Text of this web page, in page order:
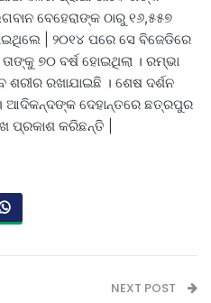
ବେହେରାଙ୍କ ଠାରୁ ୧୬,୫୫୭
| ୨୦୧୪ ପରେ ସେ ବିଜେଡିରେ
୭୦ ବର୍ଷ ହୋଇଥିଲା । ରମ୍ଭା
ଶରୀର ରଖାଯାଇଛି । ଶେଷ ଦର୍ଶନ
ଆଦିକନ୍ଦଙ୍କ ଦେହାନ୍ତରେ ଛତ୍ରପୁର
ପ୍ରକାଶ କରିଛନ୍ତି |
NEXT POST